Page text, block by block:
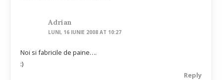
Adrian
LUNI, 16 IUNIE 2008 AT 10:27
Noi si fabricile de paine….
:)
Reply